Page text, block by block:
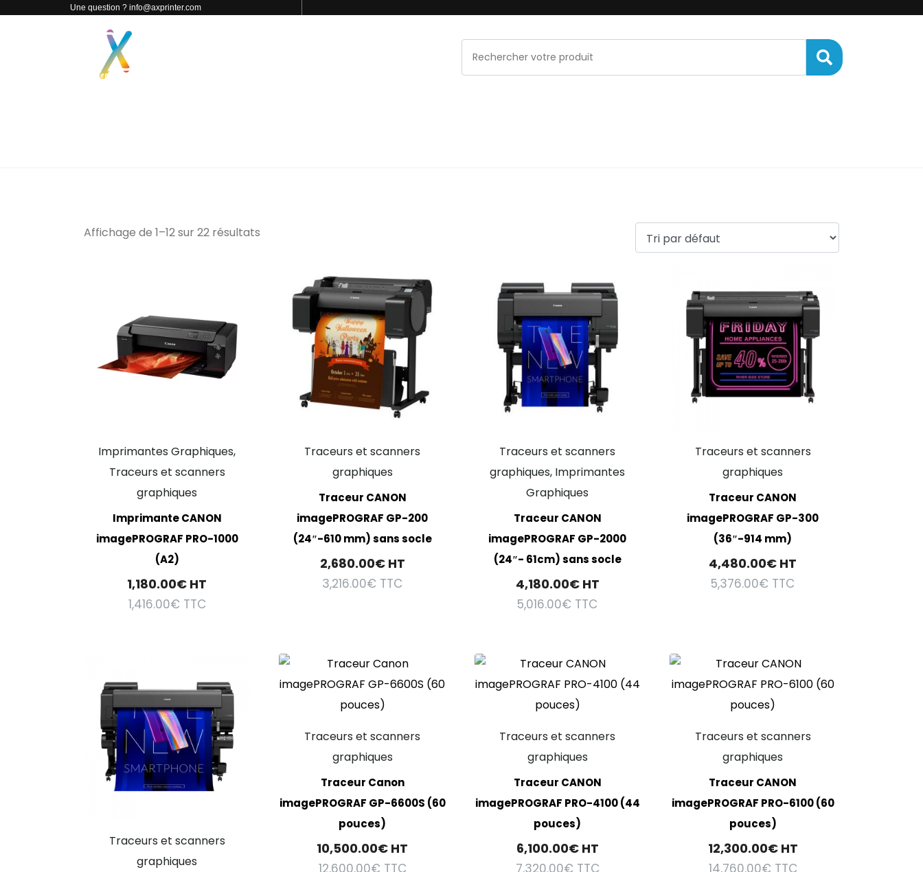
Une question ? info@axprinter.com
Affichage de 1–12 sur 22 résultats
Imprimantes Graphiques,
Traceurs et scanners
graphiques
Imprimante CANON
imagePROGRAF PRO-1000
(A2)
1,180.00€ HT
1,416.00€ TTC
Traceurs et scanners
graphiques
Traceur CANON
imagePROGRAF GP-200
(24″-610 mm) sans socle
2,680.00€HT
3,216.00€ TTC
Traceurs et scanners
graphiques, Imprimantes
Graphiques
Traceur CANON
imagePROGRAF GP-2000
(24″- 61cm) sans socle
4,180.00€HT
5,016.00€ TTC
Traceurs et scanners
graphiques
Traceur CANON
imagePROGRAF GP-300
(36″-914 mm)
4,480.00€ HT
5,376.00€ TTC
Traceurs et scanners
graphiques
Traceurs et scanners
graphiques
Traceur Canon
imagePROGRAF GP-6600S (60
pouces)
10,500.00€ HT
12,600.00€ TTC
Traceurs et scanners
graphiques
Traceur CANON
imagePROGRAF PRO-4100 (44
pouces)
6,100.00€HT
7,320.00€ TTC
Traceurs et scanners
graphiques
Traceur CANON
imagePROGRAF PRO-6100 (60
pouces)
12,300.00€HT
14,760.00€ TTC